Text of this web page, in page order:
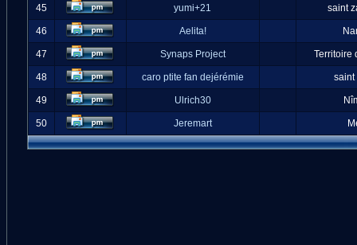
45 yumi+21 saint
46 Aelita!
47 Synaps Project Territoire
48 caro ptite fan dejérémie saint
49 Ulrich30
50 Jeremart